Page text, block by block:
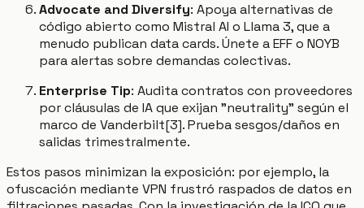
Advocate and Diversify: Apoya alternativas de
código abierto como Mistral AI o Llama 3, que a
menudo publican data cards. Únete a EFF o NOYB
para alertas sobre demandas colectivas.
Enterprise Tip: Audita contratos con proveedores
por cláusulas de IA que exijan "neutrality" según el
marco de Vanderbilt[3]. Prueba sesgos/daños en
salidas trimestralmente.
Estos pasos minimizan la exposición: por ejemplo, la
ofuscación mediante VPN frustró raspados de datos en